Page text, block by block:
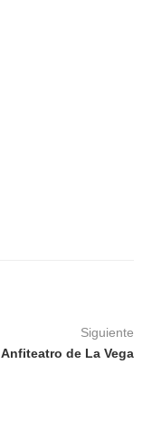
Siguiente
Anfiteatro de La Vega